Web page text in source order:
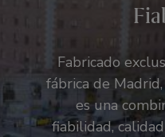
Fabricado
fábrica de
es una
fiabilidad,